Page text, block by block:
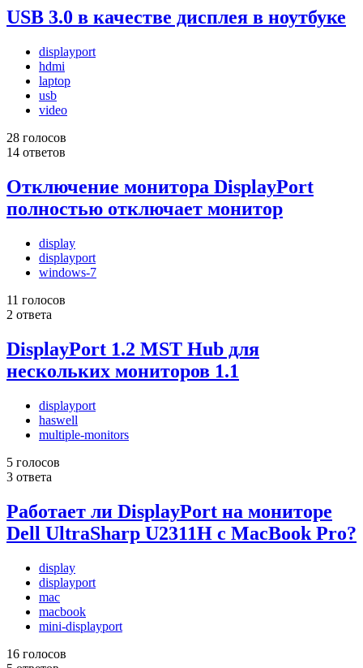
USB 3.0 в качестве дисплея в ноутбуке
displayport
hdmi
laptop
usb
video
28 голосов
14 ответов
Отключение монитора DisplayPort
полностью отключает монитор
display
displayport
windows-7
11 голосов
2 ответа
DisplayPort 1.2 MST Hub для
нескольких мониторов 1.1
displayport
haswell
multiple-monitors
5 голосов
3 ответа
Работает ли DisplayPort на мониторе
Dell UltraSharp U2311H с MacBook Pro?
display
displayport
mac
macbook
mini-displayport
16 голосов